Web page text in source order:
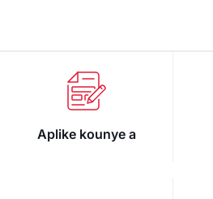
Aplike kounye a